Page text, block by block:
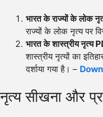
भारत के राज्यों के लोक
राज्यों के लोक नृत्य पर
भारत के शास्त्रीय नृत्य
शास्त्रीय नृत्यों का
दर्शाया गया है। –
नृत्य सीखना और